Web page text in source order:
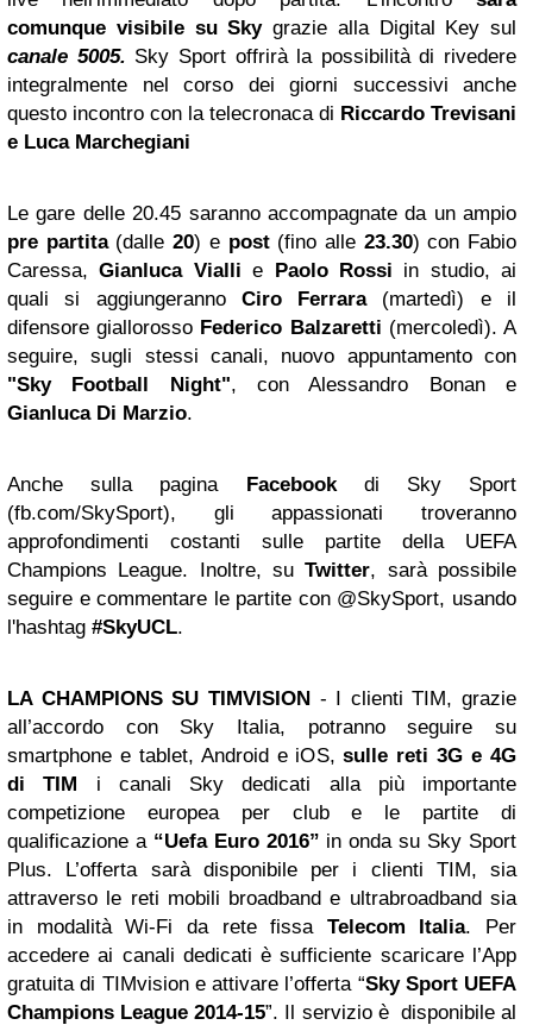
comunque visibile su Skygrazie alla Digital Key sul
canale 5005. Sky Sport offrirà la possibilità di rivedere
integralmente nel corso dei giorni successivi anche
questo incontro con la telecronaca di Riccardo Trevisani
e Luca Marchegiani
Le gare delle 20.45 saranno accompagnate da un ampio
pre partita(dalle20) e post (fino alle 23.30) con Fabio
Caressa,Gianluca Vialli e Paolo Rossi in studio, ai
quali si aggiungeranno Ciro Ferrara(martedì) e il
difensore giallorosso Federico Balzaretti (mercoledì). A
seguire, sugli stessi canali, nuovo appuntamento con
"Sky Football Night", con Alessandro Bonan e
Gianluca Di Marzio.
Anche sulla pagina Facebookdi Sky Sport
(fb.com/SkySport), gli appassionati troveranno
approfondimenti costanti sulle partite della UEFA
Champions League. Inoltre, suTwitter, sarà possibile
seguire e commentare le partite con @SkySport, usando
l'hashtag #SkyUCL.
LA CHAMPIONS SU TIMVISION - I clienti TIM, grazie
all’accordo con Sky Italia, potranno seguire su
smartphone e tablet, Android e iOS,sulle reti 3G e 4G
di TIM i canali Sky dedicati alla più importante
competizione europea per club e le partite di
qualificazione a “Uefa Euro 2016” in onda su Sky Sport
Plus. L’offerta sarà disponibile per i clienti TIM, sia
attraverso le reti mobili broadband e ultrabroadband sia
in modalità Wi-Fi da rete fissa Telecom Italia. Per
accedere ai canali dedicati è sufficiente scaricare l’App
gratuita di TIMvision e attivare l’offerta “Sky Sport UEFA
Champions League 2014-15”. Il servizio è disponibile al